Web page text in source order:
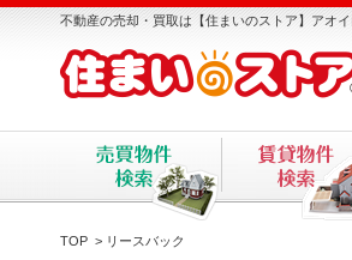
不動産の売却・買取は【住まいのストア】アオイ
TOP > リースバック